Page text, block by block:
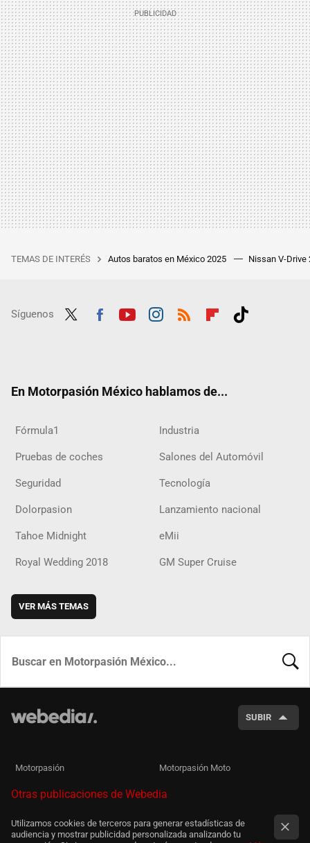
TEMAS DE INTERÉS Autos baratos en México 2025 Nissan V-Drive
Síguenos
En Motorpasión México hablamos de...
Fórmula1 Industria
Pruebas de coches Salones del Automóvil
Seguridad Tecnología
Dolorpasion Lanzamiento nacional
Tahoe Midnight eMii
Royal Wedding 2018 GM Super Cruise
VER MÁS TEMAS
SUBIR
Motorpasión Motorpasión Moto
Otras publicaciones de Webedia
Utilizamos cookies de terceros para generar estadísticas de
audiencia y mostrar publicidad personalizada analizando tu